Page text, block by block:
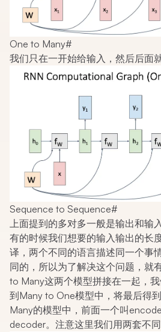
One to Many#
我们只在一开始给输入，然后后面
Sequence to Sequence#
上面提到的多对多一般是输出和输
有的时候我们想要的输入输出的长
译，两个不同的语言描述同一个事
同的，所以为了解决这个问题，就
to Many这两个模型拼接在一起，
到Many to One模型中，将最后得
Many的模型中，前面一个叫
decoder。注意这里我们用两套不同